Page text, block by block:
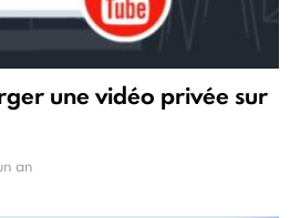
une vidéo privée sur
an